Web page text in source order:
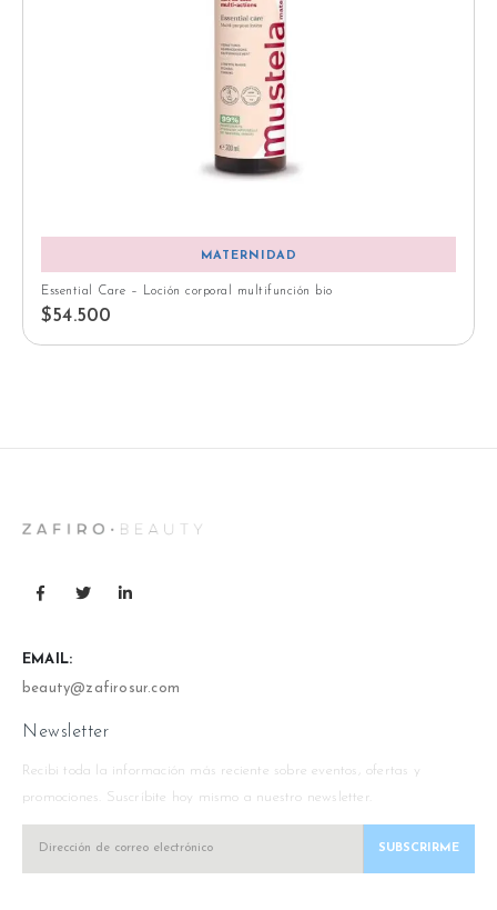
corporal multifunción bio
EMAIL:
beauty@zafirosur.com
Newsletter
Recibi toda la información más reciente sobre eventos, ofertas y
promociones. Suscríbite hoy mismo a nuestro newsletter.